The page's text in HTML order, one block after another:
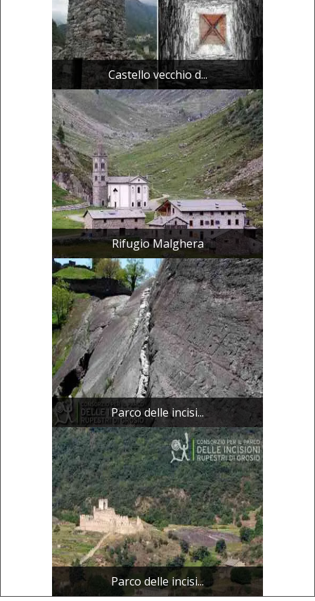
Castello vecchio d...
Rifugio Malghera
Parco delle incisi...
Parco delle incisi...